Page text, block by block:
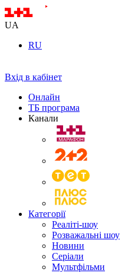
UA
RU
Вхід в кабінет
Онлайн
ТБ програма
Канали
Категорії
Реаліті-шоу
Розважальні шоу
Новини
Серіали
Мультфільми